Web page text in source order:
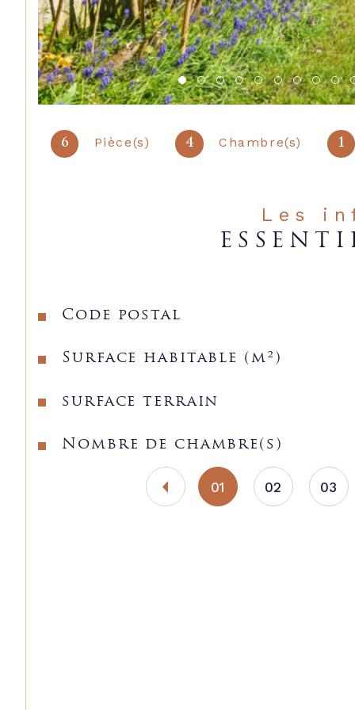
6 Pièce(s) 4 Chambre(s) 1
Les
Caractéristiques Valeurs
Code postal
Surface habitable (m²)
surface terrain
Nombre de chambre(s)
01 02 03